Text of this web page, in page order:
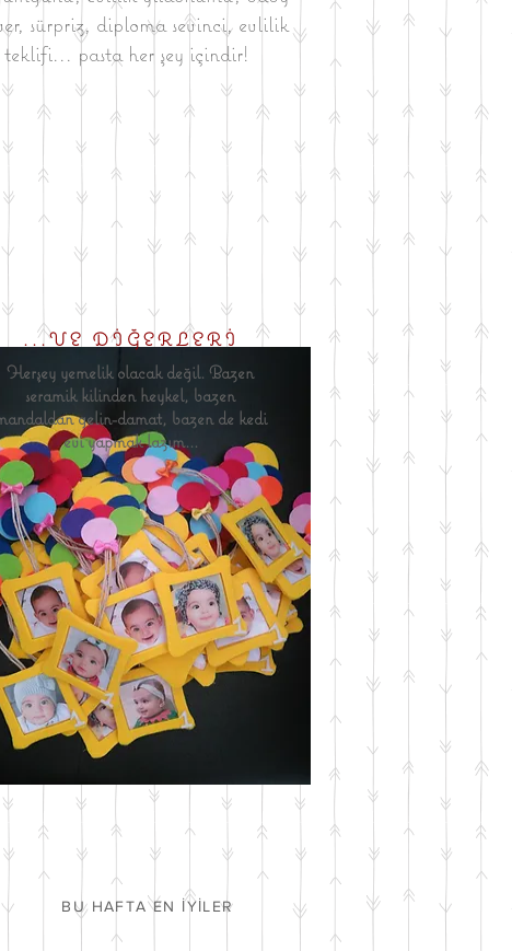
sürpriz, diploma sevinci, evlilik
teklifi... pasta her şey içindir!
...VE DİĞERLERİ
Herşey yemelik olacak değil. Bazen
seramik kilinden heykel, bazen
gelin-damat, bazen de kedi
evi yapmak lazım...
BU HAFTA EN İYİLER